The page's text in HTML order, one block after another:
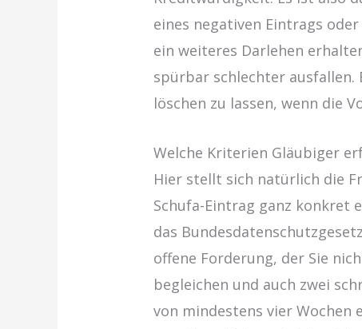
eines negativen Eintrags
ein weiteres Darlehen
spürbar schlechter ausfallen.
löschen zu lassen, wenn die
Welche Kriterien Gläubiger
Hier stellt sich natürlich die
Schufa-Eintrag ganz konkret
das
offene Forderung, der Sie
begleichen und auch zwei
von mindestens vier Wochen